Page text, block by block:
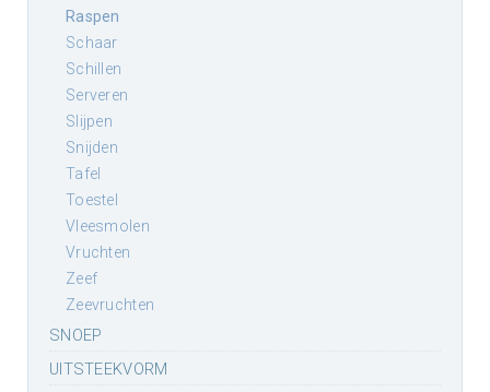
raspen
schaar
schillen
serveren
slijpen
snijden
tafel
toestel
vleesmolen
vruchten
zeef
zeevruchten
SNOEP
UITSTEEKVORM